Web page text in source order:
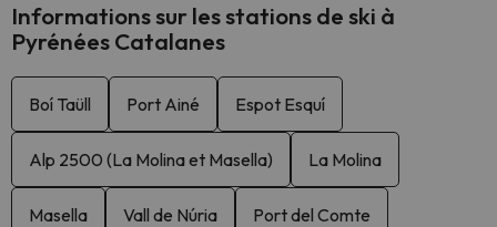
Informations sur les stations de ski à
Pyrénées Catalanes
Boí Taüll Port Ainé Espot Esquí
Alp 2500 (La Molina et Masella) La Molina
Masella Vall de Núria Port del Comte